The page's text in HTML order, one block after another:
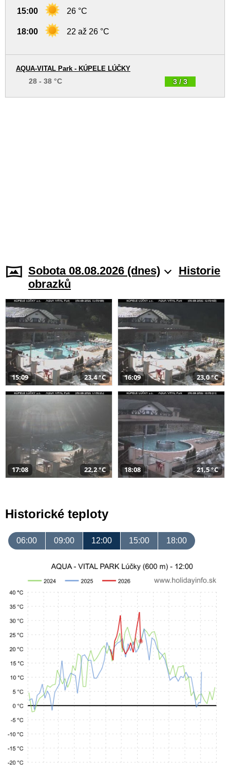
15:00 26 °C
18:00 22 až 26 °C
3 / 3
AQUA-VITAL Park - KÚPELE LÚČKY
28 - 38 °C
Sobota 08.08.2026 (dnes)
Historie
obrazků
15:09 23,4 °C 16:09 23,0 °C
17:08 22,2 °C 18:08 21,5 °C
Historické teploty
06:00 09:00 12:00 15:00 18:00